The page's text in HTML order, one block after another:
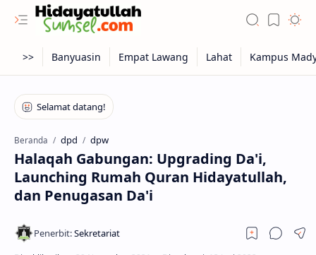
Beranda dpd dpw
Halaqah Gabungan: Upgrading Da'i,
Launching Rumah Quran Hidayatullah,
dan Penugasan Da'i